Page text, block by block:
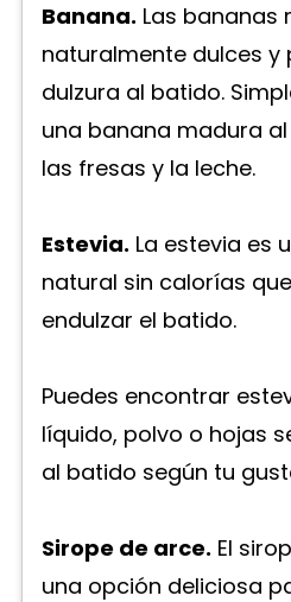
Banana. Las bananas
naturalmente dulces y
dulzura al batido.
una banana madura
las fresas y la leche.
Estevia. La estevia es
natural sin calorías
endulzar el batido.
Puedes encontrar
líquido, polvo o hojas
al batido según tu
Sirope de arce. El
una opción deliciosa